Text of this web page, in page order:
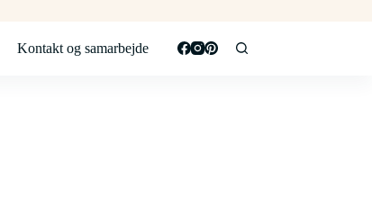
Kontakt og samarbejde